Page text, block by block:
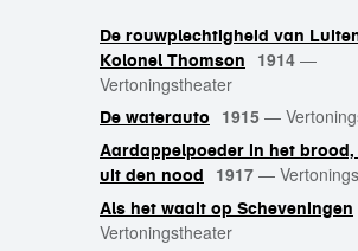
De rouwplechtigheid van
Kolonel Thomson
1914 —
Vertoningstheater
De waterauto 1915 —
Aardappelpoeder in het brood,
uit den nood
1917 —
Als het waait op Scheveningen
Vertoningstheater